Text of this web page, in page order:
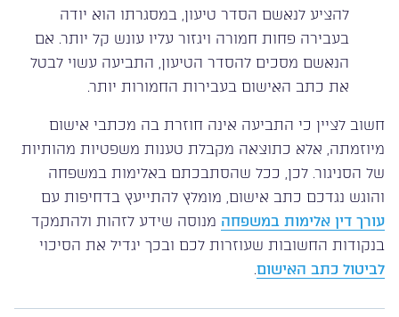
להציע לנאשם הסדר טיעון, במסגרתו הוא יודה
בעבירה פחות חמורה ויגזור עליו עונש קל יותר. אם
הנאשם מסכים להסדר הטיעון, התביעה עשוי לבטל
את כתב האישום בעבירות החמורות יותר.
חשוב לציין כי התביעה אינה חוזרת בה מכתבי אישום
מיוזמתה, אלא כתוצאה מקבלת טענות משפטיות מהותיות
של הסניגור. לכן, ככל שהסתבכתם באלימות במשפחה
והוגש נגדכם כתב אישום, מומלץ להתייעץ בדחיפות עם
עורך דין אלימות במשפחה מנוסה שידע לזהות ולהתמקד
בנקודות החשובות שעוזרות לכם ובכך יגדיל את הסיכוי
לביטול כתב האישום.